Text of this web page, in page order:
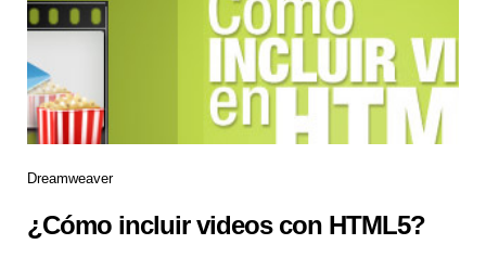
Dreamweaver
¿Cómo incluir videos con HTML5?